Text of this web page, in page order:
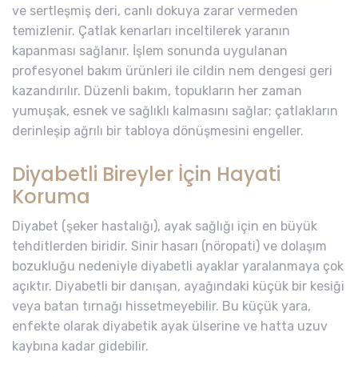
ve sertleşmiş deri, canlı dokuya zarar vermeden
temizlenir. Çatlak kenarları inceltilerek yaranın
kapanması sağlanır. İşlem sonunda uygulanan
profesyonel bakım ürünleri ile cildin nem dengesi geri
kazandırılır. Düzenli bakım, topukların her zaman
yumuşak, esnek ve sağlıklı kalmasını sağlar; çatlakların
derinleşip ağrılı bir tabloya dönüşmesini engeller.
Diyabetli Bireyler İçin Hayati
Koruma
Diyabet (şeker hastalığı), ayak sağlığı için en büyük
tehditlerden biridir. Sinir hasarı (nöropati) ve dolaşım
bozukluğu nedeniyle diyabetli ayaklar yaralanmaya çok
açıktır. Diyabetli bir danışan, ayağındaki küçük bir kesiği
veya batan tırnağı hissetmeyebilir. Bu küçük yara,
enfekte olarak diyabetik ayak ülserine ve hatta uzuv
kaybına kadar gidebilir.